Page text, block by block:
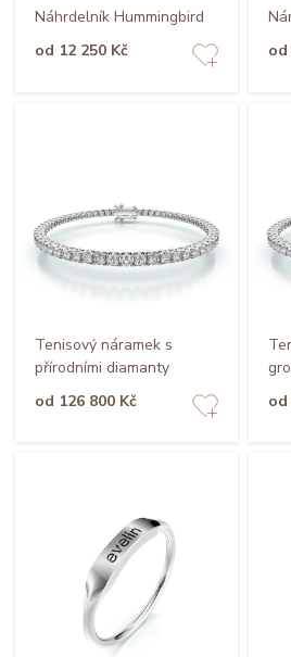
Náhrdelník Hummingbird
od 12 250 Kč
od
Tenisový náramek s
přírodními diamanty
od 126 800 Kč
od